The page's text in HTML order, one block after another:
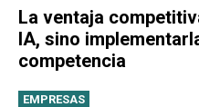
La ventaja
IA, sino
competencia
EMPRESAS